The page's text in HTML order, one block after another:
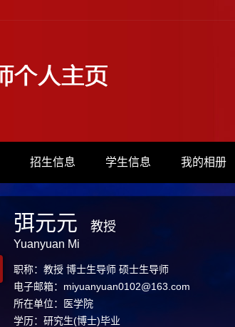
招生信息 学生信息 我的相册
弭元元
Yuanyuan Mi
教授
职称：教授 博士生导师 硕士生导师
电子邮箱： miyuanyuan0102@163.com
所在单位：医学院
学历：研究生(博士)毕业